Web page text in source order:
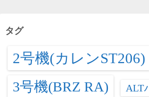
ー
タグ
2号機(カレンST206)
3号機(BRZ RA) ALT